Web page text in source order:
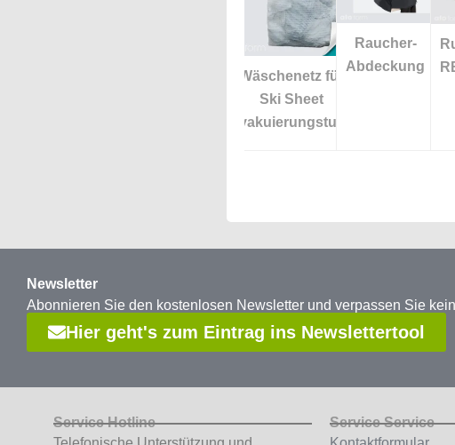
Wäschenetz für
Ski Sheet
Evakuierungstuch
Raucher-
Abdeckung
Newsletter
Abonnieren Sie den kostenlosen Newsletter und verpassen Sie
Hier geht's zum Eintrag ins Newslettertool
Service Hotline
Service Service